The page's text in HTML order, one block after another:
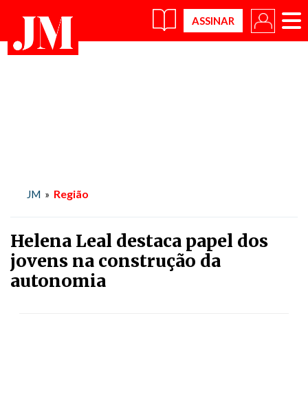
×
JM » Região
Helena Leal destaca papel dos
jovens na construção da
autonomia